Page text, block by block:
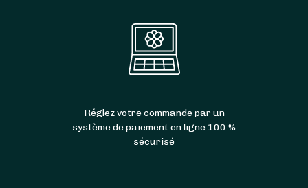
Réglez votre commande par un
système de paiement en ligne 100 %
sécurisé